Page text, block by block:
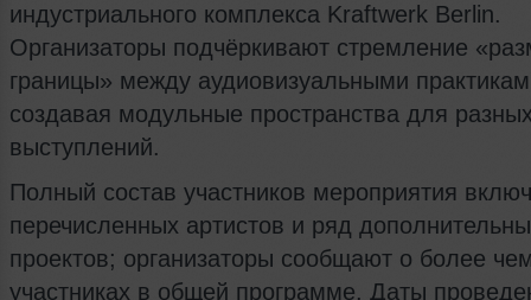
индустриального комплекса Kraftwerk Berlin.
Организаторы подчёркивают стремление
границы» между аудиовизуальными
создавая модульные пространства для
выступлений.
Полный состав участников мероприятия
перечисленных артистов и ряд
проектов; организаторы сообщают о более
участниках в общей программе. Даты